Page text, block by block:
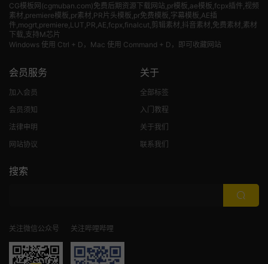
CG模板网(cgmuban.com)免费后期资源下载网站,pr模板,ae模板,fcpx插件,视频
素材 ,premiere模板,pr素材,PR片头模板,pr免费模板,字幕模板,AE插
件,mogrt,premiere,LUT,PR,AE,fcpx,finalcut,剪辑素材,抖音素材,免费素材,素材
下载,支持M芯片
Windows 使用 Ctrl + D，Mac 使用 Command + D，即可收藏网站
会员服务
加入会员
会员须知
法律申明
网站协议
关于
全部标签
入门教程
关于我们
联系我们
搜索
关注微信公众号 关注哔哩哔哩